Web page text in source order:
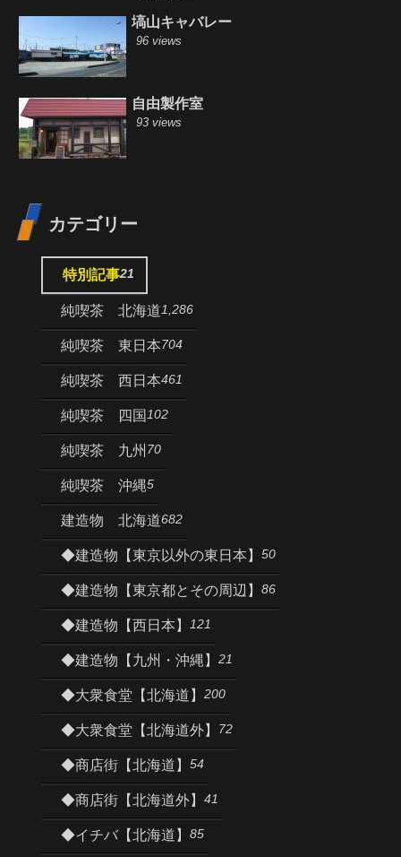
塙山キャバレー
96 views
自由製作室
93 views
カテゴリー
特別記事21
純喫茶 北海道1,286
純喫茶 東日本704
純喫茶 西日本461
純喫茶 四国102
純喫茶 九州 70
純喫茶 沖縄5
建造物 北海道682
◆建造物【東京以外の東日本】 50
◆建造物【東京都とその周辺】 86
◆建造物【西日本】 121
◆建造物【九州・沖縄】 21
◆大衆食堂【北海道】 200
◆大衆食堂【北海道外】 72
◆商店街【北海道】 54
◆商店街【北海道外】 41
◆イチバ【北海道】 85